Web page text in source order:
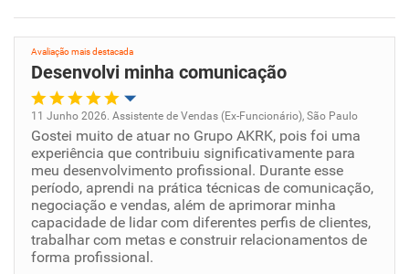
Avaliação mais destacada
Desenvolvi minha comunicação
Oportunidade de promoção
Ambiente de trabalho
Conciliação com a vida familiar
11 Junho 2026. Assistente de Vendas (Ex-Funcionário), São Paulo
Gostei muito de atuar no Grupo AKRK, pois foi uma
experiência que contribuiu significativamente para
meu desenvolvimento profissional. Durante esse
período, aprendi na prática técnicas de comunicação,
negociação e vendas, além de aprimorar minha
capacidade de lidar com diferentes perfis de clientes,
trabalhar com metas e construir relacionamentos de
forma profissional.